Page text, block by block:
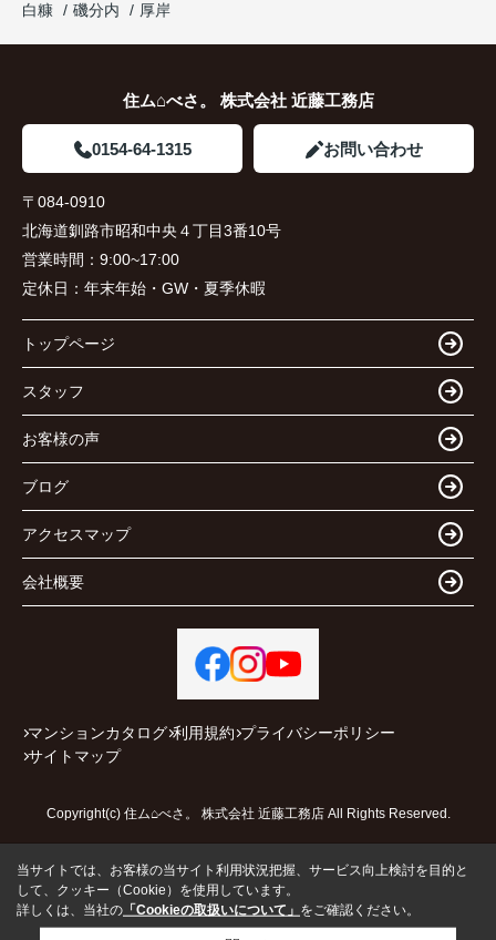
白糠
磯分内 厚岸
住ム⌂べさ。 株式会社 近藤工務店
0154-64-1315 お問い合わせ
〒084-0910
北海道釧路市昭和中央４丁目3番10号
営業時間： 9:00~17:00
定休日： 年末年始・GW・夏季休暇
トップページ
スタッフ
お客様の声
ブログ
アクセスマップ
会社概要
マンションカタログ 利用規約 プライバシーポリシー
サイトマップ
Copyright(c) 住ム⌂べさ。 株式会社 近藤工務店 All Rights Reserved.
当サイトでは、お客様の当サイト利用状況把握、サービス向上検討を目的と
して、クッキー（Cookie）を使用しています。
詳しくは、当社の 「Cookieの取扱いについて」 をご確認ください。